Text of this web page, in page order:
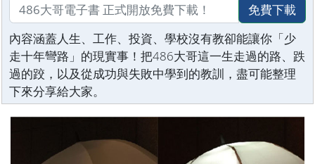
免費下載
內容涵蓋人生、工作、投資、學校沒有教卻能讓你「少
走十年彎路」的現實事！把486大哥這一生走過的路、跌
過的跤，以及從成功與失敗中學到的教訓，盡可能整理
下來分享給大家。